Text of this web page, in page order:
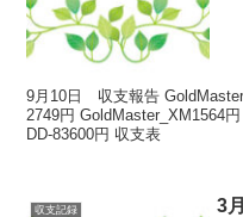
9月10日 収支報告
2749円 GoldMaster_XM1564
DD-83600円 収支表
収支記録 3